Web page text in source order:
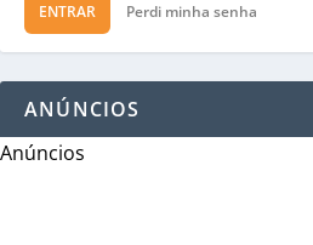
ENTRAR Perdi minha senha
ANÚNCIOS
Anúncios